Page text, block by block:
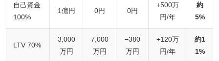
自己資金
100%
1億円 0円 0円
+500万
円/年
約
5%
LTV 70%
3,000
万円
7,000
万円
−380
万円
+120万
円/年
約1
1%